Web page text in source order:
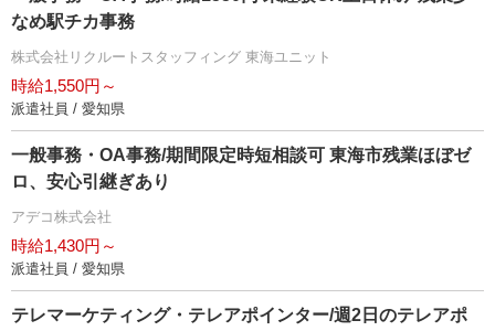
なめ駅チカ事務
株式会社リクルートスタッフィング 東海ユニット
時給1,550円～
派遣社員 / 愛知県
一般事務・OA事務/期間限定時短相談可 東海市残業ほぼゼ
ロ、安心引継ぎあり
アデコ株式会社
時給1,430円～
派遣社員 / 愛知県
テレマーケティング・テレアポインター/週2日のテレアポ